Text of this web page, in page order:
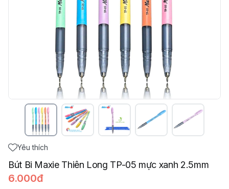
Yêu thích
Bút Bi Maxie Thiên Long TP-05 mực xanh 2.5mm
6.000đ